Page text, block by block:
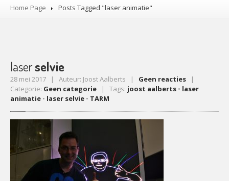
Demostudio
GALERIJ
NIEUWS
CONTACT
Contact
HetTeam
Home Page Posts Tagged "laser animatie"
laserselvie
28 mei 2017 | Auteur: Joost Aalberts | Geen reacties |
Categorie: Geen categorie | Tags: joost aalberts • laser
animatie • laser selvie • TARM